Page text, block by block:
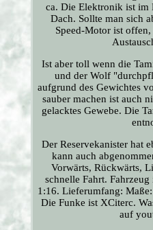
ca. Die Elektronik ist im
Dach. Sollte man sich
Speed-Motor ist
Ist aber toll wenn die
und der Wolf
aufgrund des Gewichtes
sauber machen ist auch
gelacktes Gewebe. Die
Der Reservekanister hat
kann auch
Vorwärts, Rückwärts,
schnelle Fahrt.
1:16. Lieferumfang:
Die Funke ist XCiterc.
auf